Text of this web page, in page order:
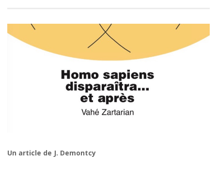
Un article de J. Demontcy